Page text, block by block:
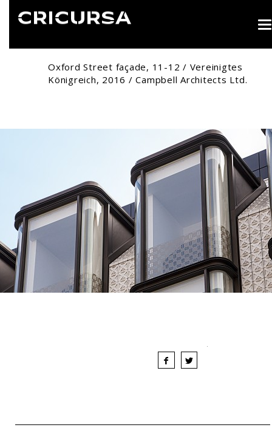
Oxford Street façade, 11-12 / Vereinigtes
Königreich, 2016 / Campbell Architects Ltd.